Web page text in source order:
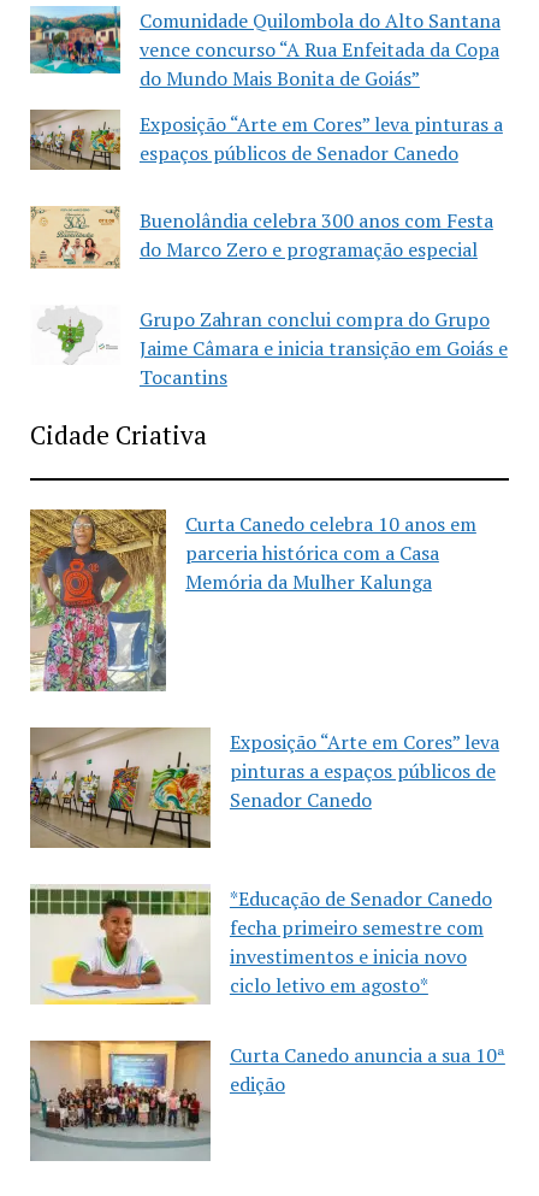
Comunidade Quilombola do Alto Santana
vence concurso “A Rua Enfeitada da Copa
do Mundo Mais Bonita de Goiás”
Exposição “Arte em Cores” leva pinturas a
espaços públicos de Senador Canedo
Buenolândia celebra 300 anos com Festa
do Marco Zero e programação especial
Grupo Zahran conclui compra do Grupo
Jaime Câmara e inicia transição em Goiás e
Tocantins
Cidade Criativa
Curta Canedo celebra 10 anos em
parceria histórica com a Casa
Memória da Mulher Kalunga
Exposição “Arte em Cores” leva
pinturas a espaços públicos de
Senador Canedo
*Educação de Senador Canedo
fecha primeiro semestre com
investimentos e inicia novo
ciclo letivo em agosto*
Curta Canedo anuncia a sua 10ª
edição